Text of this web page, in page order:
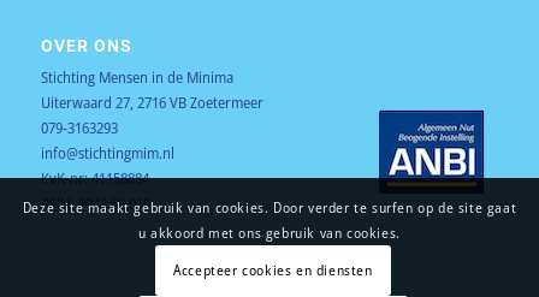
OVER ONS
Stichting Mensen in de Minima
Uiterwaard 27, 2716 VB Zoetermeer
079-3163293
info@stichtingmim.nl
KvK-nr: 41158884
RSIN: 8042.62.019
Deze site maakt gebruik van cookies. Door verder te surfen op de site gaat
u akkoord met ons gebruik van cookies.
Accepteer cookies en diensten